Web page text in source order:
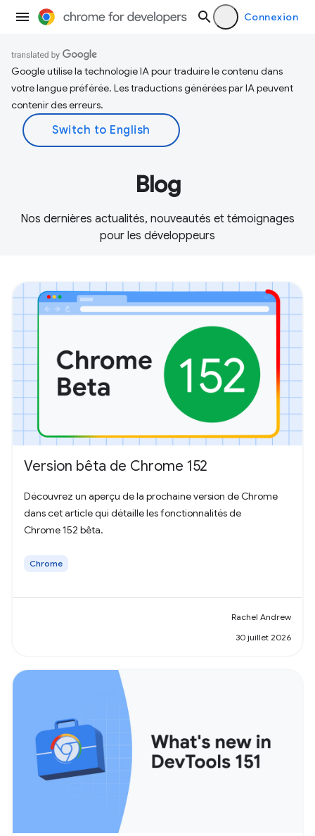
Connexion
Google utilise la technologie IA pour traduire le contenu dans
votre langue préférée. Les traductions générées par IA peuvent
contenir des erreurs.
Blog
Nos dernières actualités, nouveautés et témoignages
pour les développeurs
Version bêta de Chrome 152
Découvrez un aperçu de la prochaine version de Chrome
dans cet article qui détaille les fonctionnalités de
Chrome 152 bêta.
Chrome
Rachel Andrew
30 juillet 2026